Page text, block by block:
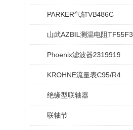
PARKER气缸VB486C
山武AZBIL测温电阻TF55F3
Phoenix滤波器2319919
KROHNE流量表C95/R4
绝缘型联轴器
联轴节